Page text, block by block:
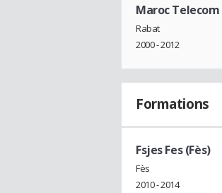
Maroc Telecom
Rabat
2000 - 2012
Formations
Fsjes Fes (Fès)
Fès
2010 - 2014